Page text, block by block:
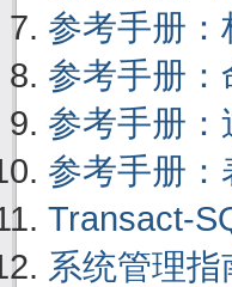
参考手册：
参考手册：
参考手册：
参考手册：
Transact-
系统管理指